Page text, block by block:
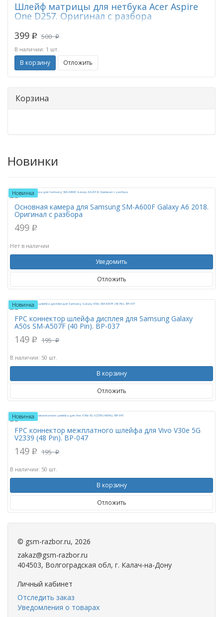
Шлейф матрицы для нетбука Acer Aspire
One D257. Оригинал с разбора
399 p 500 p
В наличии: 1 шт.
В корзину Отложить
Корзина
Новинки
Новинка
Основная камера для Samsung SM-A600F Galaxy A6 2018.
Оригинал с разбора
499 p
Нет в наличии
Уведомить
Отложить
Новинка
FPC коннектор шлейфа дисплея для Samsung Galaxy
A50s SM-A507F (40 Pin). BP-037
149 p 195 p
В наличии: 50 шт.
В корзину
Отложить
Новинка
FPC коннектор межплатного шлейфа для Vivo V30e 5G
V2339 (48 Pin). BP-047
149 p 195 p
В наличии: 50 шт.
В корзину
Отложить
© gsm-razbor.ru, 2026
zakaz@gsm-razbor.ru
404503, Волгоградская обл, г. Калач-на-Дону
Личный кабинет
Отследить заказ
Уведомления о товарах